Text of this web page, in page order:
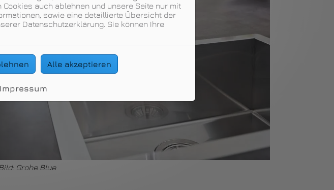
Bild: Grohe Blue
auch ablehnen und unsere Seite nur mit
sowie eine detaillierte Übersicht der
Datenschutzerklärung. Sie können Ihre
Alle akzeptieren
Impressum